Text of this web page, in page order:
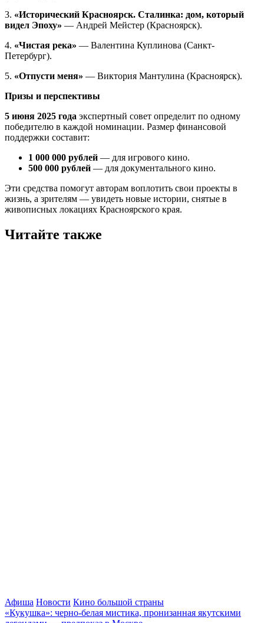
3. «Исторический Красноярск. Сталинка: дом, который
видел Эпоху» — Андрей Мейстер (Красноярск).
4. «Чистая река» — Валентина Куплинова (Санкт-
Петербург).
5. «Отпусти меня» — Виктория Мантулина (Красноярск).
Призы и перспективы
5 июня 2025 года экспертный совет определит по одному
победителю в каждой номинации. Размер финансовой
поддержки составит:
1 000 000 рублей — для игрового кино.
500 000 рублей — для документального кино.
Эти средства помогут авторам воплотить свои проекты в
жизнь, а зрителям — увидеть новые истории, снятые в
живописных локациях Красноярского края.
Читайте также
Афиша Новости Кино большой страны
«Кукушка»: черно-белая мистика, пронизанная якутскими